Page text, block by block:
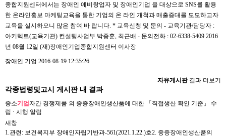
종합지원센터에서는 장애인 예비창업자 및 장애인기업 을 대상으로 SNS를 활용
한 온라인홍보 마케팅교육을 통한 기업의 온 라인 개척과 매출증대를 도모하고자
교육을 실시하오니 많은 참여 바 랍니다. * 교육신청 및 문의 - 교육기관/담당자 :
아키텍트(교육기관) 컨설팅사업부 박종훈, 최근배 - 문의전화 : 02-6338-5409 2016
년 08월 12일 (재)장애인기업종합지원센터 이사장
장애인 기업 2016-08-19 12:35:26
자유게시판결과 더보기
각종법령및고시 게시판 내 결과
중소기업자간 경쟁제품 외 중증장애인생산품에 대한 「직접생산 확인 기준」 수
립 · 시행 알림
새창
1.관련: 보건복지부 장애인자립기반과-561(2021.1.22.)호2. 중증장애인생산품의